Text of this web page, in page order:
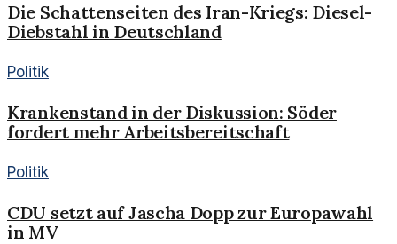
Die Schattenseiten des Iran-Kriegs: Diesel-
Diebstahl in Deutschland
Politik
Krankenstand in der Diskussion: Söder
fordert mehr Arbeitsbereitschaft
Politik
CDU setzt auf Jascha Dopp zur Europawahl
in MV